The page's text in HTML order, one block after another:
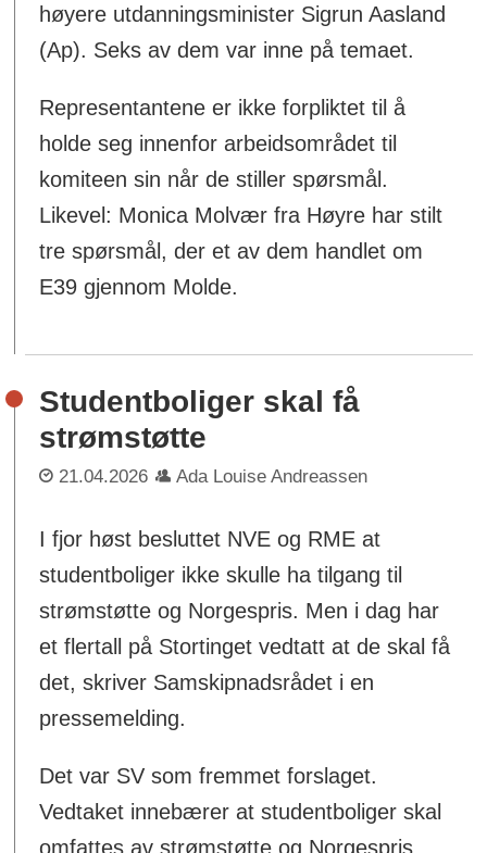
høyere utdanningsminister Sigrun Aasland
(Ap). Seks av dem var inne på temaet.
Representantene er ikke forpliktet til å
holde seg innenfor arbeidsområdet til
komiteen sin når de stiller spørsmål.
Likevel: Monica Molvær fra Høyre har stilt
tre spørsmål, der et av dem handlet om
E39 gjennom Molde.
Studentboliger skal få
strømstøtte
21.04.2026 Ada Louise Andreassen
I fjor høst besluttet NVE og RME at
studentboliger ikke skulle ha tilgang til
strømstøtte og Norgespris. Men i dag har
et flertall på Stortinget vedtatt at de skal få
det, skriver Samskipnadsrådet i en
pressemelding.
Det var SV som fremmet forslaget.
Vedtaket innebærer at studentboliger skal
omfattes av strømstøtte og Norgespris,